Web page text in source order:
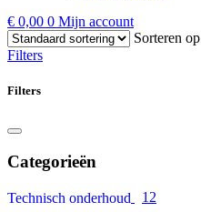
€ 0,00 0 Mijn account
Sorteren op
Filters
Filters
Categorieën
Technisch onderhoud 12